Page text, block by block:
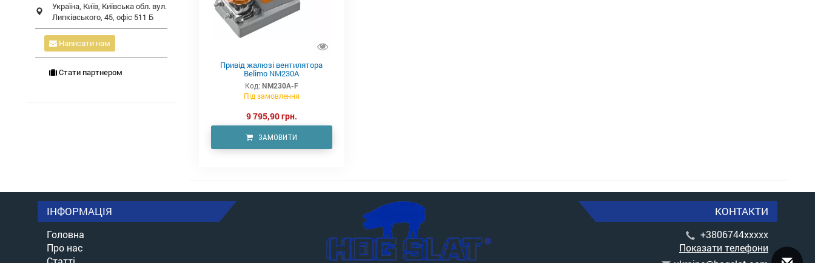
Привід жалюзі вентилятора
Belimo NM230A
Код: NM230A-F
Під замовлення
9 795,90 грн.
ЗАМОВИТИ
Україна, Київ, Київська обл. вул.
Липківського, 45, офіс 511 Б
Написати нам
Стати партнером
ІНФОРМАЦІЯ
Головна
Про нас
КОНТАКТИ
+3806744xxxxx
Показати телефони